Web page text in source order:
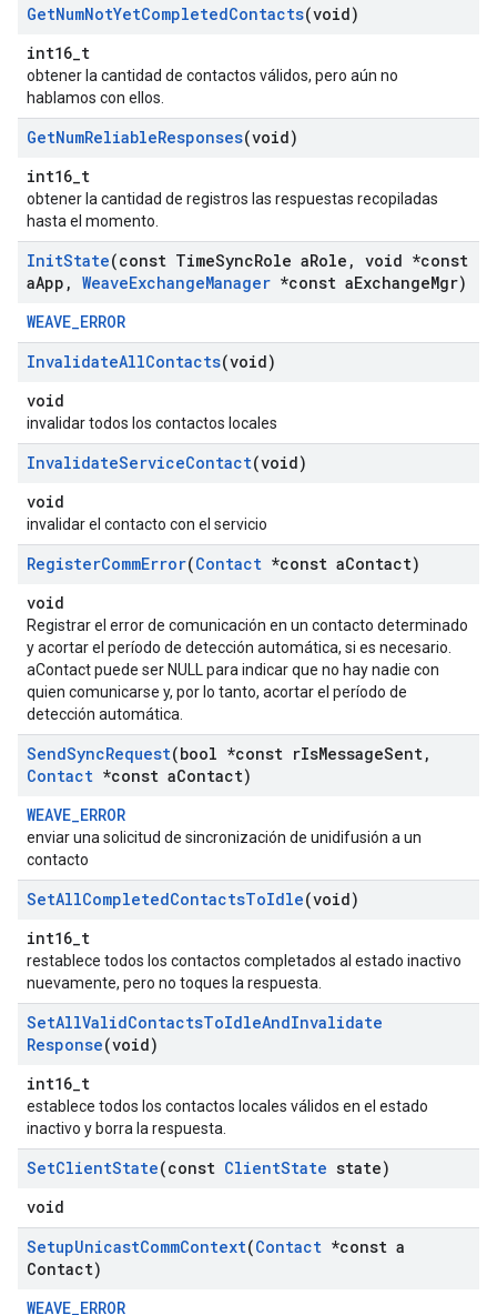
GetNumNotYetCompletedContacts(void)
int16_t
obtener la cantidad de contactos válidos, pero aún no
hablamos con ellos.
GetNumReliableResponses(void)
int16_t
obtener la cantidad de registros las respuestas recopiladas
hasta el momento.
InitState(const TimeSyncRole aRole , void *const
aApp , WeaveExchangeManager *const aExchangeMgr)
WEAVE_ERROR
InvalidateAllContacts(void)
void
invalidar todos los contactos locales
InvalidateServiceContact(void)
void
invalidar el contacto con el servicio
RegisterCommError(Contact *const aContact)
void
Registrar el error de comunicación en un contacto determinado
y acortar el período de detección automática, si es necesario.
aContact puede ser NULL para indicar que no hay nadie con
quien comunicarse y, por lo tanto, acortar el período de
detección automática.
SendSyncRequest(bool *const rIsMessageSent,
Contact *const aContact)
WEAVE_ERROR
enviar una solicitud de sincronización de unidifusión a un
contacto
SetAllCompletedContactsToIdle(void)
int16_t
restablece todos los contactos completados al estado inactivo
nuevamente, pero no toques la respuesta.
SetAllValidContactsToIdleAndInvalidate
Response(void)
int16_t
establece todos los contactos locales válidos en el estado
inactivo y borra la respuesta.
SetClientState(const ClientState state)
void
SetupUnicastCommContext(Contact *const a
Contact)
WEAVE_ERROR